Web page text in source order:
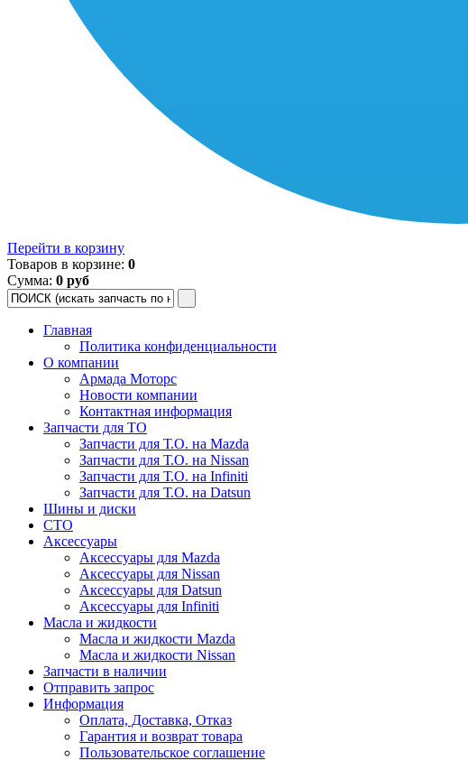
Перейти в корзину
Товаров в корзине: 0
Сумма: 0 руб
Главная
Политика конфиденциальности
О компании
Армада Моторс
Новости компании
Контактная информация
Запчасти для ТО
Запчасти для Т.О. на Mazda
Запчасти для Т.О. на Nissan
Запчасти для Т.О. на Infiniti
Запчасти для Т.О. на Datsun
Шины и диски
СТО
Аксессуары
Аксессуары для Mazda
Аксессуары для Nissan
Аксессуары для Datsun
Аксессуары для Infiniti
Масла и жидкости
Масла и жидкости Mazda
Масла и жидкости Nissan
Запчасти в наличии
Отправить запрос
Информация
Оплата, Доставка, Отказ
Гарантия и возврат товара
Пользовательское соглашение